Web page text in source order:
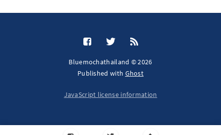
Bluemochathailand © 2026
Published with Ghost
JavaScript license information